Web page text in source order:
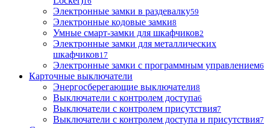
Электронные замки в раздевалку59
Электронные кодовые замки8
Умные смарт-замки для шкафчиков2
Электронные замки для металлических
шкафчиков17
Электронные замки с программным управлением6
Карточные выключатели
Энергосберегающие выключатели8
Выключатели с контролем доступа6
Выключатели с контролем присутствия7
Выключатели с контролем доступа и присутствия7